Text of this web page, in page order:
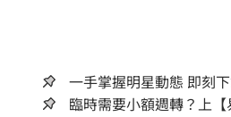
一手掌握明
臨時需要小額週轉？上